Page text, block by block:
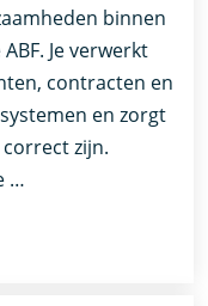
binnen
Je verwerkt
contracten en
en zorgt
zijn.
…